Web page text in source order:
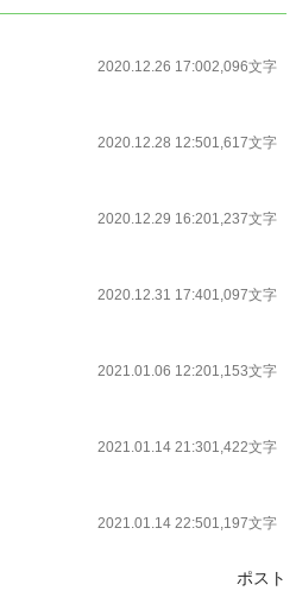
2020.12.26 17:002,096文字
2020.12.28 12:501,617文字
2020.12.29 16:201,237文字
2020.12.31 17:401,097文字
2021.01.06 12:201,153文字
2021.01.14 21:301,422文字
2021.01.14 22:501,197文字
ポスト